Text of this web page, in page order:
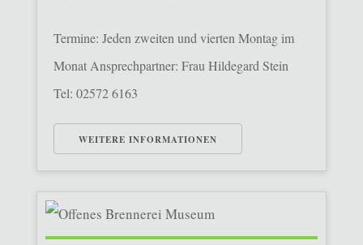
Termine: Jeden zweiten und vierten Montag im
Monat Ansprechpartner: Frau Hildegard Stein
Tel: 02572 6163
WEITERE INFORMATIONEN